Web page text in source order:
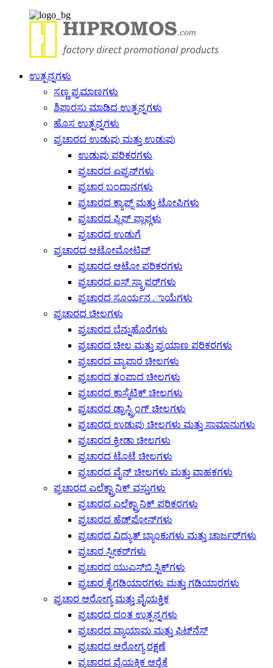
ಉತ್ಪನ್ನಗಳು
ಸಣ್ಣ ಪ್ರಮಾಣಗಳು
ಶಿಫಾರಸು ಮಾಡಿದ ಉತ್ಪನ್ನಗಳು
ಹೊಸ ಉತ್ಪನ್ನಗಳು
ಪ್ರಚಾರದ ಉಡುಪು ಮತ್ತು ಉಡುಪು
ಉಡುಪು ಪರಿಕರಗಳು
ಪ್ರಚಾರದ ಏಪ್ರನ್‌ಗಳು
ಪ್ರಚಾರ ಬಂದಾನಗಳು
ಪ್ರಚಾರದ ಕ್ಯಾಪ್ಸ್ ಮತ್ತು ಟೋಪಿಗಳು
ಪ್ರಚಾರದ ಫ್ಲಿಪ್ ಫ್ಲಾಪ್ಗಳು
ಪ್ರಚಾರದ ಉಡುಗೆ
ಪ್ರಚಾರದ ಆಟೋಮೋಟಿವ್
ಪ್ರಚಾರದ ಆಟೋ ಪರಿಕರಗಳು
ಪ್ರಚಾರದ ಐಸ್ ಸ್ಕ್ರಾಪರ್‌ಗಳು
ಪ್ರಚಾರದ ಸೂರ್ಯನ .ಾಯೆಗಳು
ಪ್ರಚಾರದ ಚೀಲಗಳು
ಪ್ರಚಾರದ ಬೆನ್ನುಹೊರೆಗಳು
ಪ್ರಚಾರದ ಚೀಲ ಮತ್ತು ಪ್ರಯಾಣ ಪರಿಕರಗಳು
ಪ್ರಚಾರದ ವ್ಯಾಪಾರ ಚೀಲಗಳು
ಪ್ರಚಾರದ ತಂಪಾದ ಚೀಲಗಳು
ಪ್ರಚಾರದ ಕಾಸ್ಮೆಟಿಕ್ ಚೀಲಗಳು
ಪ್ರಚಾರದ ಡ್ರಾಸ್ಟ್ರಿಂಗ್ ಚೀಲಗಳು
ಪ್ರಚಾರದ ಉಡುಪು ಚೀಲಗಳು ಮತ್ತು ಸಾಮಾನುಗಳು
ಪ್ರಚಾರದ ಕ್ರೀಡಾ ಚೀಲಗಳು
ಪ್ರಚಾರದ ಟೊಟೆ ಚೀಲಗಳು
ಪ್ರಚಾರದ ವೈನ್ ಚೀಲಗಳು ಮತ್ತು ವಾಹಕಗಳು
ಪ್ರಚಾರದ ಎಲೆಕ್ಟ್ರಾನಿಕ್ ವಸ್ತುಗಳು
ಪ್ರಚಾರದ ಎಲೆಕ್ಟ್ರಾನಿಕ್ ಪರಿಕರಗಳು
ಪ್ರಚಾರದ ಹೆಡ್‌ಫೋನ್‌ಗಳು
ಪ್ರಚಾರದ ವಿದ್ಯುತ್ ಬ್ಯಾಂಕುಗಳು ಮತ್ತು ಚಾರ್ಜರ್‌ಗಳು
ಪ್ರಚಾರ ಸ್ಪೀಕರ್‌ಗಳು
ಪ್ರಚಾರದ ಯುಎಸ್‌ಬಿ ಸ್ಟಿಕ್‌ಗಳು
ಪ್ರಚಾರ ಕೈಗಡಿಯಾರಗಳು ಮತ್ತು ಗಡಿಯಾರಗಳು
ಪ್ರಚಾರ ಆರೋಗ್ಯ ಮತ್ತು ವೈಯಕ್ತಿಕ
ಪ್ರಚಾರದ ದಂತ ಉತ್ಪನ್ನಗಳು
ಪ್ರಚಾರದ ವ್ಯಾಯಾಮ ಮತ್ತು ಫಿಟ್‌ನೆಸ್
ಪ್ರಚಾರದ ಆರೋಗ್ಯ ರಕ್ಷಣೆ
ಪ್ರಚಾರದ ವೈಯಕ್ತಿಕ ಆರೈಕೆ